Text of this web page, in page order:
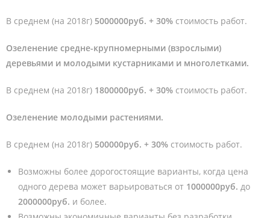
В среднем (на 2018г) 5000000руб. + 30% стоимость работ.
Озеленение средне-крупномерными (взрослыми)
деревьями и молодыми кустарниками и многолетками.
В среднем (на 2018г) 1800000руб. + 30% стоимость работ.
Озеленение молодыми растениями.
В среднем (на 2018г) 500000руб. + 30% стоимость работ.
Возможны более дорогостоящие варианты, когда цена
одного дерева может варьироваться от 1000000руб. до
2000000руб. и более.